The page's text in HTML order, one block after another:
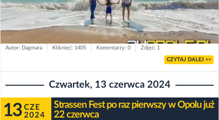
Autor: Dagmara Kliknięć: 1405 Komentarzy: 0 Zdjęć: 1
CZYTAJ DALEJ >>
Czwartek, 13 czerwca 2024
13 CZE
2024
Strassen Fest po raz pierwszy w Opolu już
22 czerwca